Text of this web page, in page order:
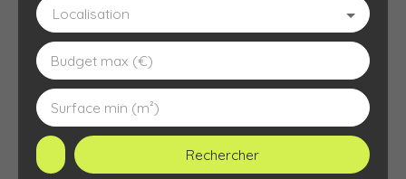
Localisation
Budget max (€)
Surface min (m²)
Rechercher